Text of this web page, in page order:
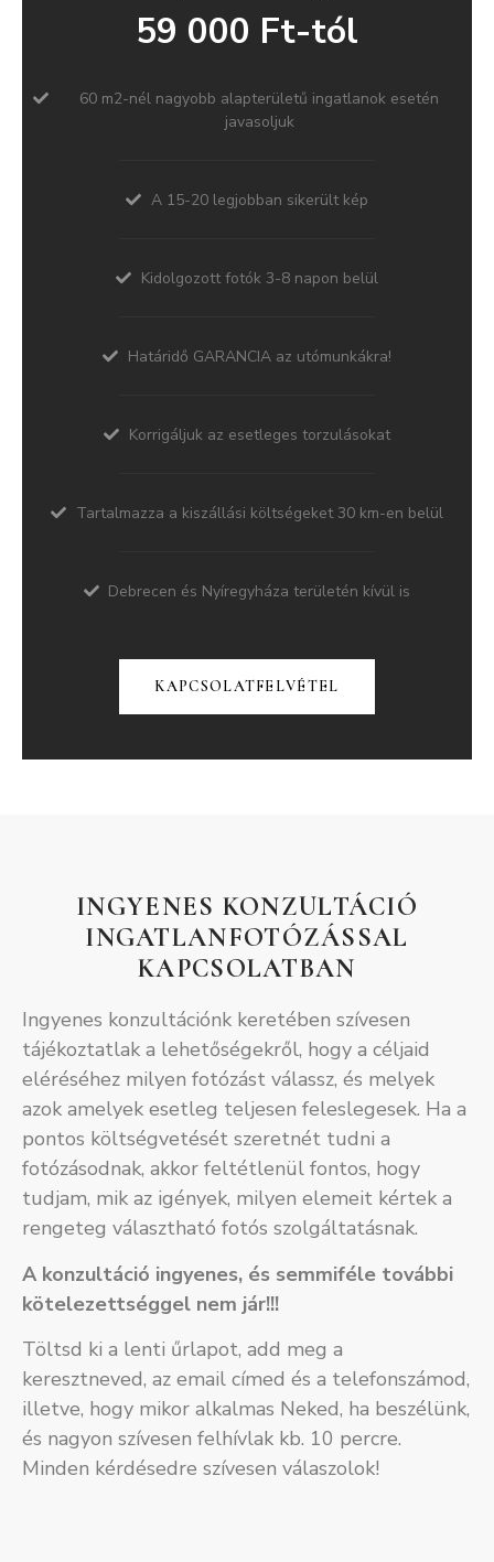
59 000 Ft-tól
60 m2-nél nagyobb alapterületű ingatlanok esetén
javasoljuk
A 15-20 legjobban sikerült kép​
Kidolgozott fotók 3-8 napon belül
Határidő GARANCIA az utómunkákra!
Korrigáljuk az esetleges torzulásokat
Tartalmazza a kiszállási költségeket 30 km-en belül
Debrecen és Nyíregyháza területén kívül is
KAPCSOLATFELVÉTEL
INGYENES KONZULTÁCIÓ
INGATLANFOTÓZÁSSAL
KAPCSOLATBAN
Ingyenes konzultációnk keretében szívesen
tájékoztatlak a lehetőségekről, hogy a céljaid
eléréséhez milyen fotózást válassz, és melyek
azok amelyek esetleg teljesen feleslegesek. Ha a
pontos költségvetését szeretnét tudni a
fotózásodnak, akkor feltétlenül fontos, hogy
tudjam, mik az igények, milyen elemeit kértek a
rengeteg választható fotós szolgáltatásnak.
A konzultáció ingyenes, és semmiféle további
kötelezettséggel nem jár!!!
Töltsd ki a lenti űrlapot, add meg a
keresztneved, az email címed és a telefonszámod,
illetve, hogy mikor alkalmas Neked, ha beszélünk,
és nagyon szívesen felhívlak kb. 10 percre.
Minden kérdésedre szívesen válaszolok!